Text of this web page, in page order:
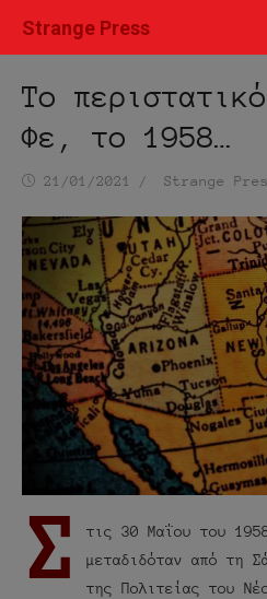
Strange Press
Το
Φε, το 1958…
Ημ/
δημοσίευσης
21/01/2021 Συντάκτης
Strange
Σ
τις 30 Μαΐου του
μεταδιδόταν από τη
της Πολιτείας του